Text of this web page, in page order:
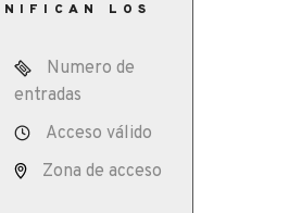
LOS
Numero de
entradas
Acceso válido
Zona de acceso